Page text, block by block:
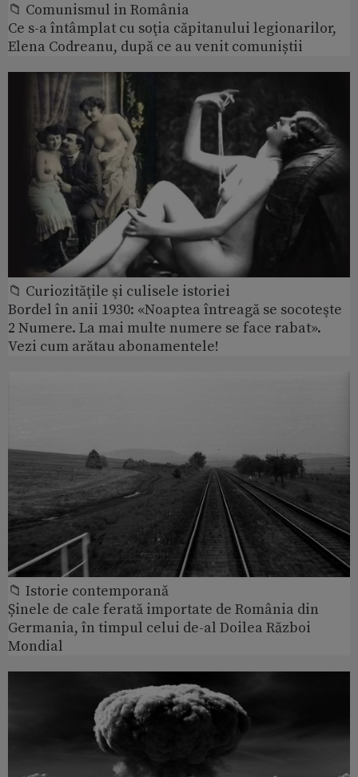
📁 Comunismul in România
Ce s-a întâmplat cu soţia căpitanului legionarilor,
Elena Codreanu, după ce au venit comuniștii
📁 Curiozităţile şi culisele istoriei
Bordel în anii 1930: «Noaptea întreagă se socoteşte
2 Numere. La mai multe numere se face rabat».
Vezi cum arătau abonamentele!
📁 Istorie contemporană
Șinele de cale ferată importate de România din
Germania, în timpul celui de-al Doilea Război
Mondial